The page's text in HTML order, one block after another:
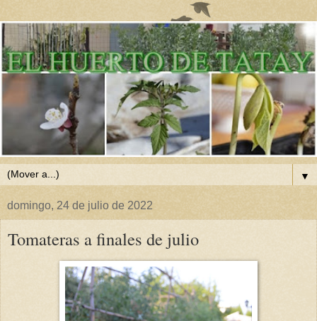
▼
domingo, 24 de julio de 2022
Tomateras a finales de julio